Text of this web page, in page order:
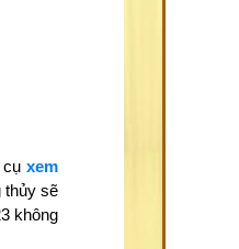
cụxem
thủy sẽ
không